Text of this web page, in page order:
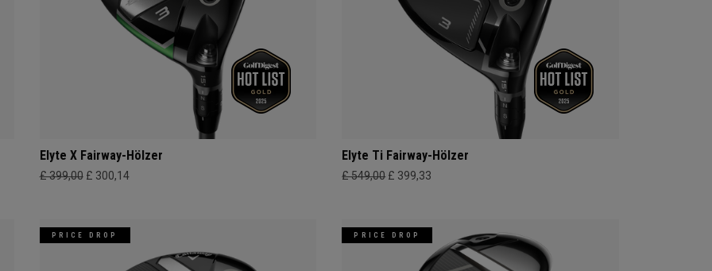
Elyte X Fairway-Hölzer
£ 399,00 £ 300,14
Elyte Ti Fairway-Hölzer
£ 549,00 £ 399,33
PRICE DROP PRICE DROP